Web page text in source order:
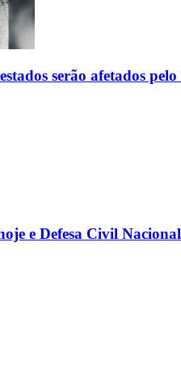
serão afetados pelo
e Defesa Civil